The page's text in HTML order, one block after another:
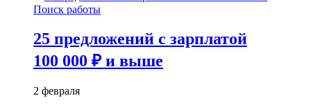
Поиск работы
25 предложений с зарплатой
100 000 ₽ и выше
2 февраля